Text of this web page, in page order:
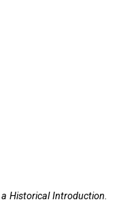
Historical Introduction.